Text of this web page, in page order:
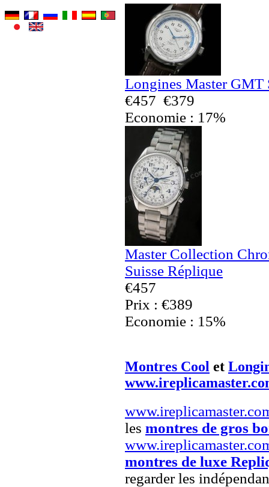
Longines Master GMT
€457 €379
Economie : 17%
Master Collection
Suisse Réplique
€457
Prix : €389
Economie : 15%
Montres Cool et
les montres de gros
montres de luxe
regarder les